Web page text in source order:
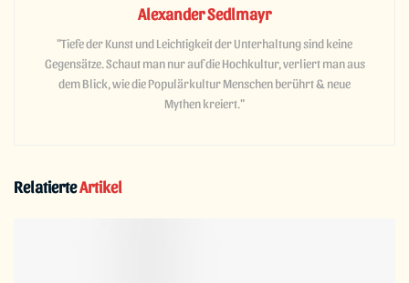
Alexander Sedlmayr
"Tiefe der Kunst und Leichtigkeit der Unterhaltung sind keine
Gegensätze. Schaut man nur auf die Hochkultur, verliert man aus
dem Blick, wie die Populärkultur Menschen berührt & neue
Mythen kreiert."
RelatierteArtikel